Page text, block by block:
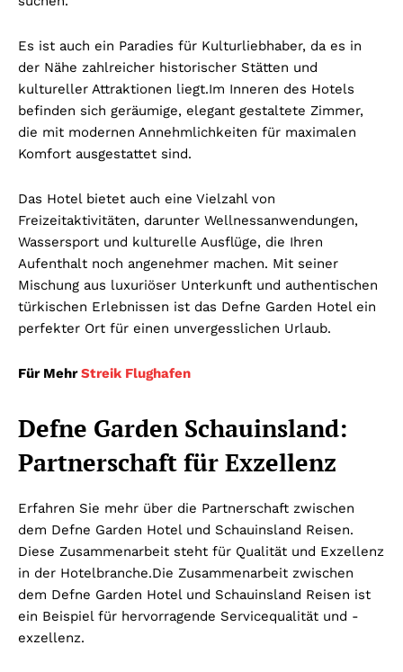
Es ist auch ein Paradies für Kulturliebhaber, da es in
der Nähe zahlreicher historischer Stätten und
kultureller Attraktionen liegt.Im Inneren des Hotels
befinden sich geräumige, elegant gestaltete Zimmer,
die mit modernen Annehmlichkeiten für maximalen
Komfort ausgestattet sind.
Das Hotel bietet auch eine Vielzahl von
Freizeitaktivitäten, darunter Wellnessanwendungen,
Wassersport und kulturelle Ausflüge, die Ihren
Aufenthalt noch angenehmer machen. Mit seiner
Mischung aus luxuriöser Unterkunft und authentischen
türkischen Erlebnissen ist das Defne Garden Hotel ein
perfekter Ort für einen unvergesslichen Urlaub.
Für MehrStreik Flughafen
Defne Garden Schauinsland:
Partnerschaft für Exzellenz
Erfahren Sie mehr über die Partnerschaft zwischen
dem Defne Garden Hotel und Schauinsland Reisen.
Diese Zusammenarbeit steht für Qualität und Exzellenz
in der Hotelbranche.Die Zusammenarbeit zwischen
dem Defne Garden Hotel und Schauinsland Reisen ist
ein Beispiel für hervorragende Servicequalität und -
exzellenz.